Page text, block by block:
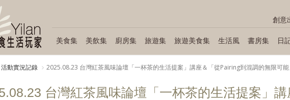
創意
美食集 美飲集 廚房集 旅遊集 旅遊美食集 生活風 書房集 日
活動實況記錄 2025.08.23 台灣紅茶風味論壇「一杯茶的生活提案」講座＆「從Pairing到混調的無限可
台灣紅茶風味論壇「一杯茶的生活提案」講